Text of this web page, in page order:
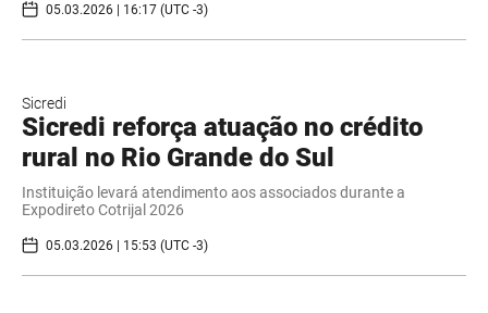
05.03.2026 | 16:17 (UTC -3)
Sicredi
Sicredi reforça atuação no crédito
rural no Rio Grande do Sul
Instituição levará atendimento aos associados durante a
Expodireto Cotrijal 2026
05.03.2026 | 15:53 (UTC -3)